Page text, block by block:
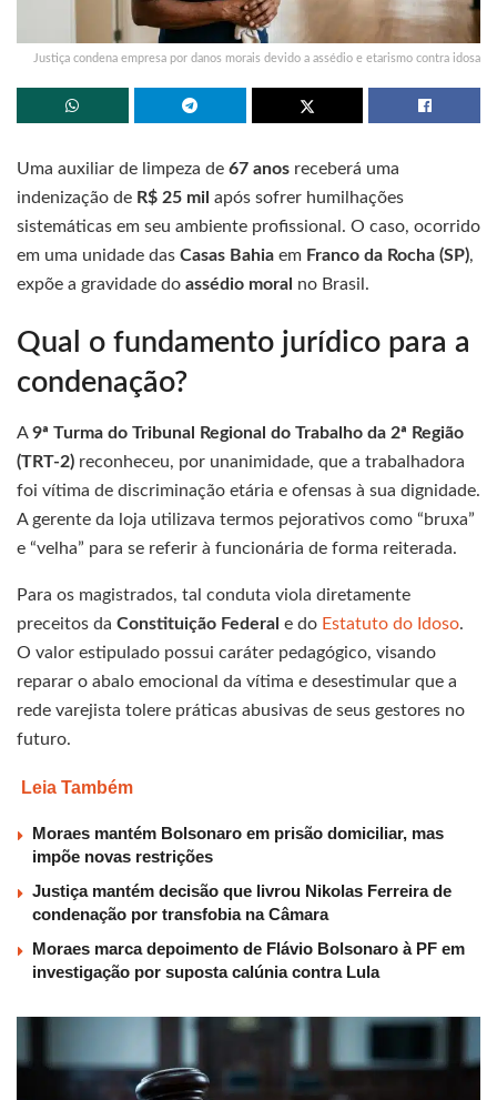
Justiça condena empresa por danos morais devido a assédio e etarismo contra idosa
Uma auxiliar de limpeza de 67 anos receberá uma
indenização de R$ 25 mil após sofrer humilhações
sistemáticas em seu ambiente profissional. O caso, ocorrido
em uma unidade das Casas Bahia em Franco da Rocha (SP),
expõe a gravidade do assédio moral no Brasil.
Qual o fundamento jurídico para a
condenação?
A9ª Turma do Tribunal Regional do Trabalho da 2ª Região
(TRT-2) reconheceu, por unanimidade, que a trabalhadora
foi vítima de discriminação etária e ofensas à sua dignidade.
A gerente da loja utilizava termos pejorativos como “bruxa”
e “velha” para se referir à funcionária de forma reiterada.
Para os magistrados, tal conduta viola diretamente
preceitos da Constituição Federal e do Estatuto do Idoso.
O valor estipulado possui caráter pedagógico, visando
reparar o abalo emocional da vítima e desestimular que a
rede varejista tolere práticas abusivas de seus gestores no
futuro.
Leia Também
Moraes mantém Bolsonaro em prisão domiciliar, mas
impõe novas restrições
Justiça mantém decisão que livrou Nikolas Ferreira de
condenação por transfobia na Câmara
Moraes marca depoimento de Flávio Bolsonaro à PF em
investigação por suposta calúnia contra Lula